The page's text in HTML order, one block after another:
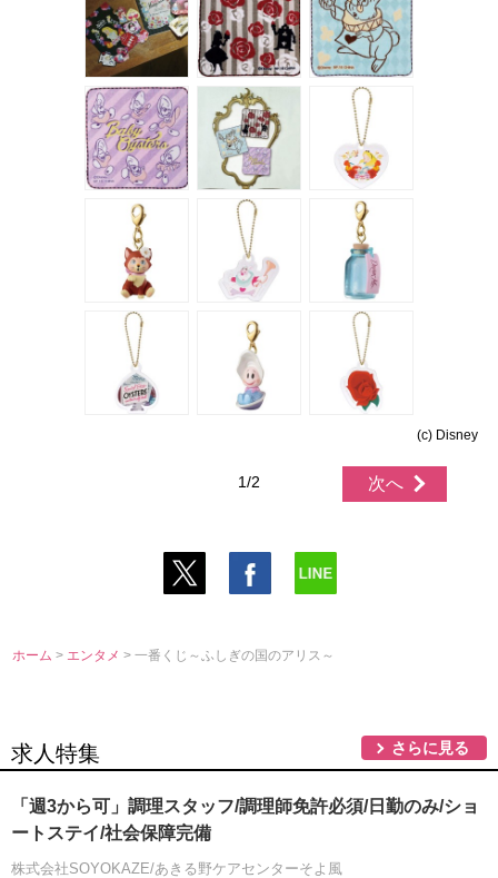
(c) Disney
次へ
1/2
ホーム > エンタメ> 一番くじ～ふしぎの国のアリス～
求人特集 さらに見る
「週3から可」調理スタッフ/調理師免許必須/日勤のみ/ショ
ートステイ/社会保障完備
株式会社SOYOKAZE/あきる野ケアセンターそよ風